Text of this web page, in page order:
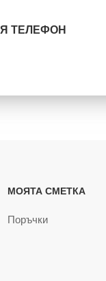
ТЕЛЕФОН
МОЯТА СМЕТКА
Поръчки